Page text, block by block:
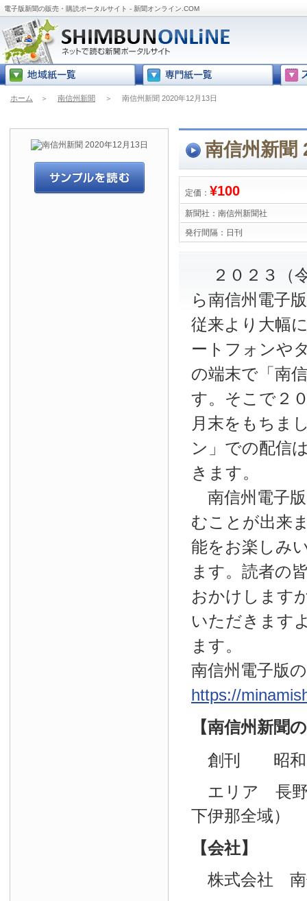
電子版新聞の販売・購読ポータルサイト - 新聞オンライン.COM
ホーム ＞ 南信州新聞 ＞ 南信州新聞 2020年12月13日
南信州新聞
定価： ¥100
新聞社： 南信州新聞社
発行間隔： 日刊
２０２３（
ら南信州電子
従来より大幅
ートフォンや
の端末で「南
す。そこで２
月末をもちま
ン」での配信
きます。
南信州電子
むことが出来
能をお楽しみ
ます。読者の
おかけします
いただきます
ます。
南信州電子版
https://
【南信州新聞
創刊 昭和
エリア 長野
下伊那全域）
【会社】
株式会社 南